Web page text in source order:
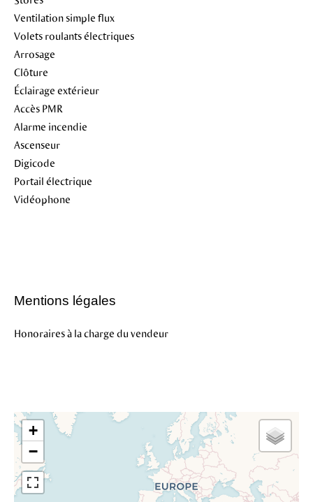
Ventilation simple flux
Volets roulants électriques
Arrosage
Clôture
Éclairage extérieur
Accès PMR
Alarme incendie
Ascenseur
Digicode
Portail électrique
Vidéophone
Mentions légales
Honoraires à la charge du vendeur
+
−